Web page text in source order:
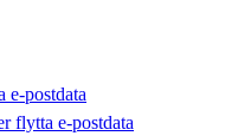
e-postdata
flytta e-postdata